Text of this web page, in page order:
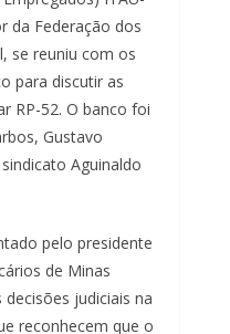
da Federação dos
se reuniu com os
para discutir as
RP-52. O banco foi
Gustavo
Aguinaldo
pelo presidente
de Minas
judiciais na
reconhecem que o